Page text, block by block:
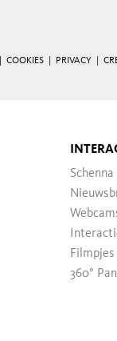
COOKIES PRIVACY
Schenna
Filmpjes
360°